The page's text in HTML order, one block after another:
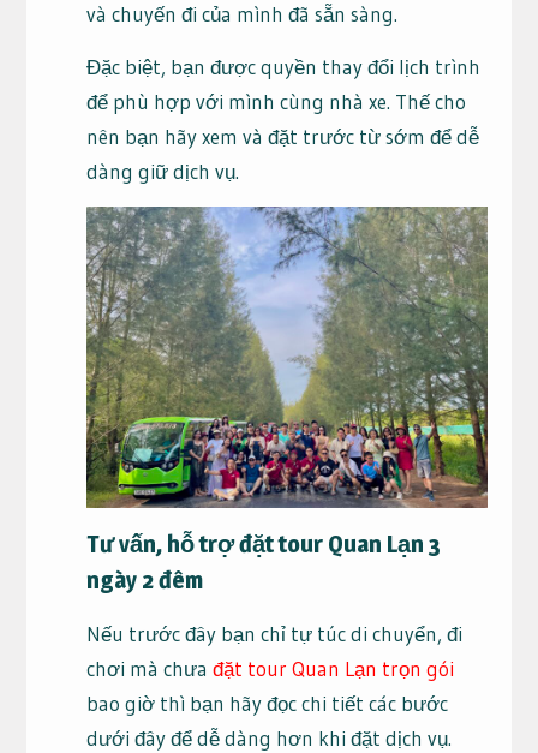
và chuyến đi của mình đã sẵn sàng.
Đặc biệt, bạn được quyền thay đổi lịch trình
để phù hợp với mình cùng nhà xe. Thế cho
nên bạn hãy xem và đặt trước từ sớm để dễ
dàng giữ dịch vụ.
Tư vấn, hỗ trợ đặt tour Quan Lạn 3
ngày 2 đêm
Nếu trước đây bạn chỉ tự túc di chuyển, đi
chơi mà chưa đặt tour Quan Lạn trọn gói
bao giờ thì bạn hãy đọc chi tiết các bước
dưới đây để dễ dàng hơn khi đặt dịch vụ.